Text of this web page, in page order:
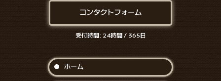
コンタクトフォーム
受付時間: 24時間 / 365日
ホーム